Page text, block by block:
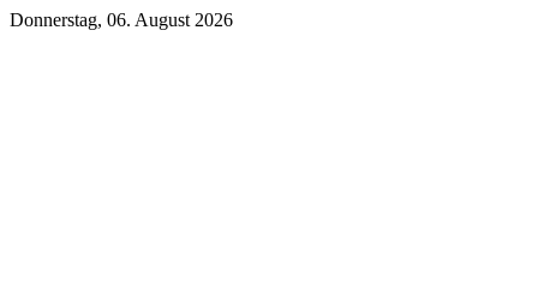
Donnerstag, 06. August 2026